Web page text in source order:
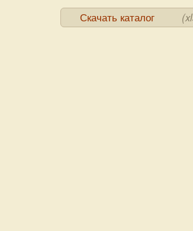
Скачать каталог